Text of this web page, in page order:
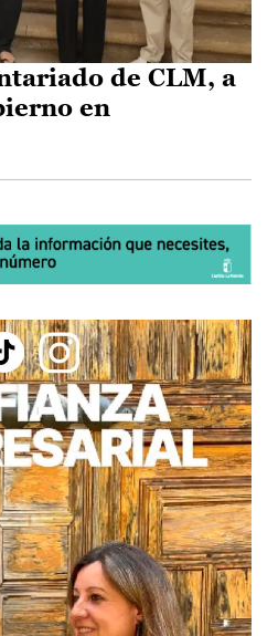
de CLM, a
en